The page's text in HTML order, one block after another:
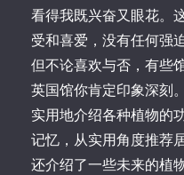
看得我既兴奋又眼花。
受和喜爱，没有任何强
但不论喜欢与否，有些
英国馆你肯定印象深刻
实用地介绍各种植物的
记忆，从实用角度推荐
还介绍了一些未来的植